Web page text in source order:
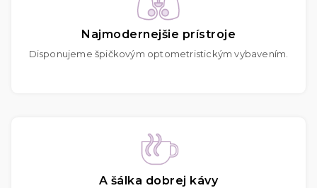
Najmodernejšie prístroje
Disponujeme špičkovým optometristickým vybavením.
A šálka dobrej kávy